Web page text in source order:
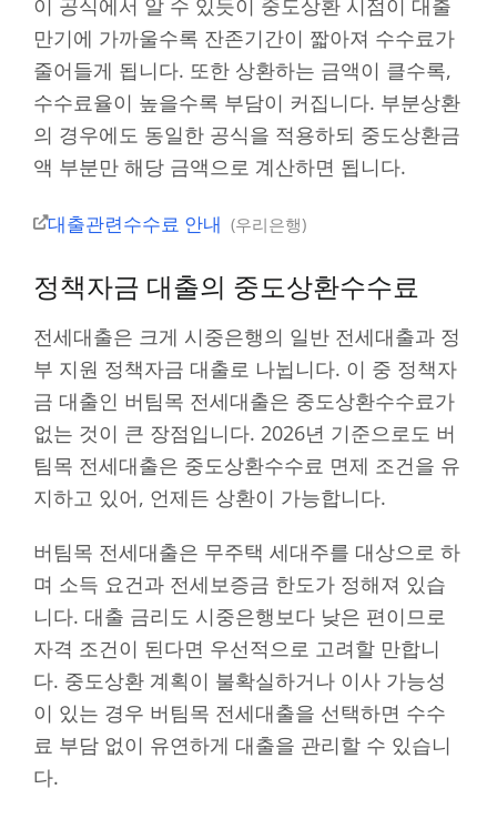
만기에 가까울수록 잔존기간이 짧아져 수수료가
줄어들게 됩니다. 또한 상환하는 금액이 클수록,
수수료율이 높을수록 부담이 커집니다. 부분상환
의 경우에도 동일한 공식을 적용하되 중도상환금
액 부분만 해당 금액으로 계산하면 됩니다.
대출관련수수료 안내 우리은행
정책자금 대출의 중도상환수수료
전세대출은 크게 시중은행의 일반 전세대출과 정
부 지원 정책자금 대출로 나뉩니다. 이 중 정책자
금 대출인 버팀목 전세대출은 중도상환수수료가
없는 것이 큰 장점입니다. 2026년 기준으로도 버
팀목 전세대출은 중도상환수수료 면제 조건을 유
지하고 있어, 언제든 상환이 가능합니다.
버팀목 전세대출은 무주택 세대주를 대상으로 하
며 소득 요건과 전세보증금 한도가 정해져 있습
니다. 대출 금리도 시중은행보다 낮은 편이므로
자격 조건이 된다면 우선적으로 고려할 만합니
다. 중도상환 계획이 불확실하거나 이사 가능성
이 있는 경우 버팀목 전세대출을 선택하면 수수
료 부담 없이 유연하게 대출을 관리할 수 있습니
다.